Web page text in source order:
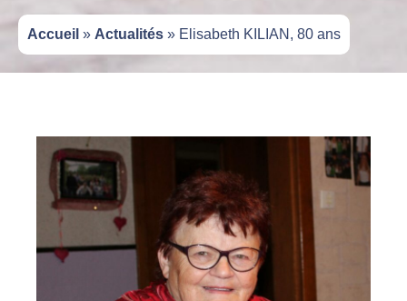
Accueil » Actualités » Elisabeth KILIAN, 80 ans